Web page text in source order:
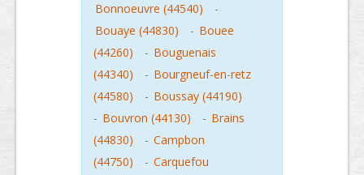
Bonnoeuvre (44540)
-
Bouaye (44830)
- Bouee
(44260)
- Bouguenais
(44340)
- Bourgneuf-en-retz
(44580)
- Boussay (44190)
- Bouvron (44130) - Brains
(44830)
- Campbon
(44750)
- Carquefou